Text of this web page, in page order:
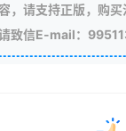
，请支持正版，购
致信E-mail：